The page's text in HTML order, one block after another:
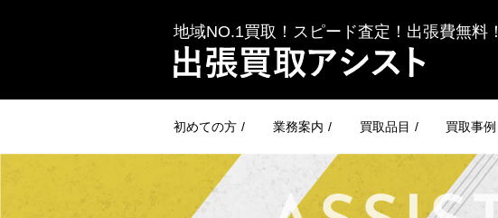
地域NO.1買取！スピード査定！出張費無料！
初めての方 業務案内 買取品目 買取事例